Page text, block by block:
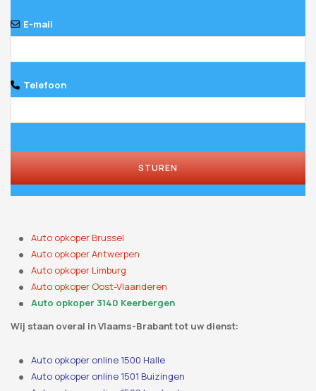
E-mail
Telefoon
STUREN
Auto opkoper Brussel
Auto opkoper Antwerpen
Auto opkoper Limburg
Auto opkoper Oost-Vlaanderen
Auto opkoper 3140 Keerbergen
Wij staan ​​overal in Vlaams-Brabant tot uw dienst:
Auto opkoper online 1500 Halle
Auto opkoper online 1501 Buizingen